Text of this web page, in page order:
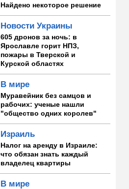
Найдено некоторое решение
Новости Украины
605 дронов за ночь: в
Ярославле горит НПЗ,
пожары в Тверской и
Курской областях
В мире
Муравейник без самцов и
рабочих: ученые нашли
"общество одних королев"
Израиль
Налог на аренду в Израиле:
что обязан знать каждый
владелец квартиры
В мире